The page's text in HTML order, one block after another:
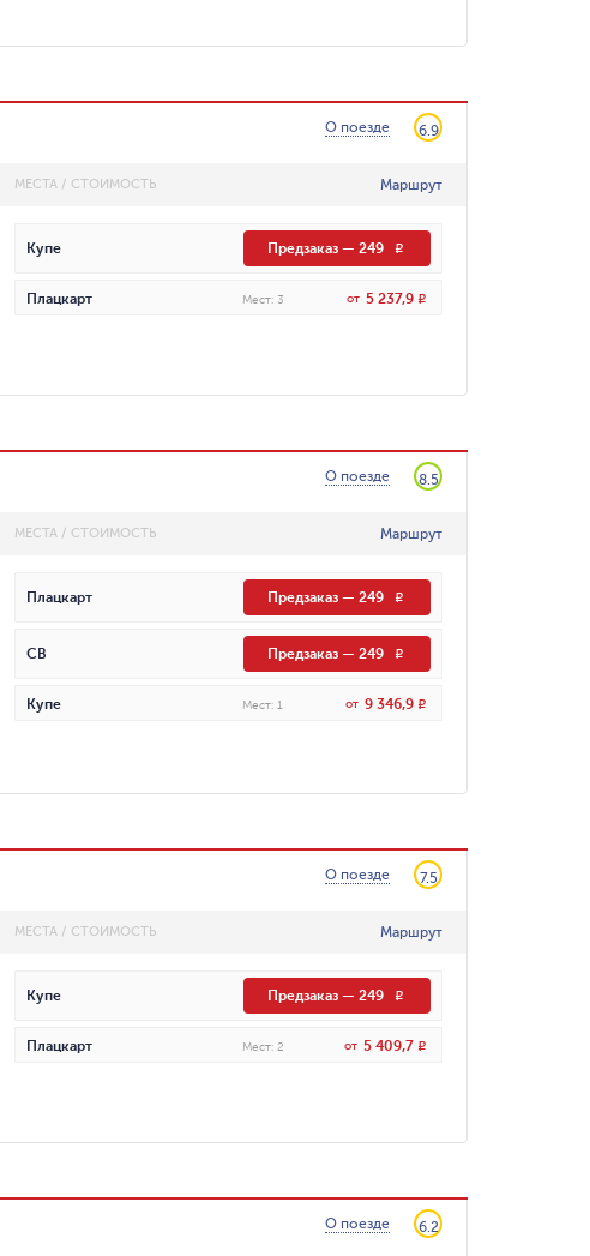
О поезде 6.9
МЕСТА / СТОИМОСТЬ Маршрут
Купе Предзаказ— 249 R
Плацкарт Мест: 3 от 5 237,9 R
О поезде 8.5
МЕСТА / СТОИМОСТЬ Маршрут
Плацкарт Предзаказ— 249 R
СВ Предзаказ— 249 R
Купе Мест: 1 от 9 346,9 R
О поезде 7.5
МЕСТА / СТОИМОСТЬ Маршрут
Купе Предзаказ— 249 R
Плацкарт Мест: 2 от 5 409,7 R
О поезде 6.2